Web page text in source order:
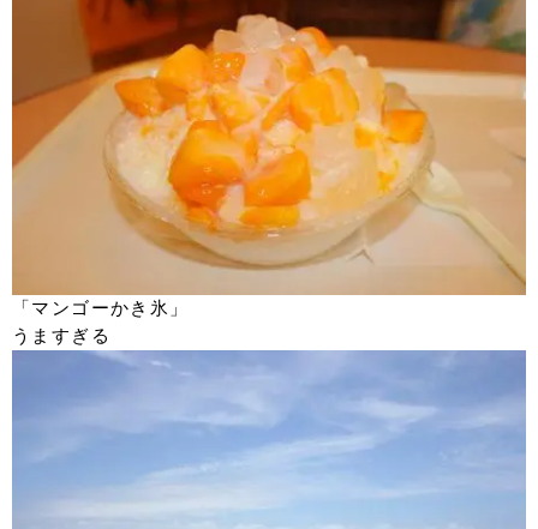
「マンゴーかき氷」
うますぎる